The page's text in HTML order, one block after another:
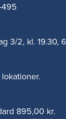
495
3/2, kl. 19.30,
895,00 kr.